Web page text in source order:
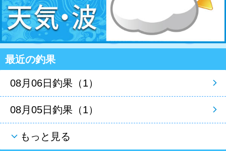
最近の釣果
08月06日釣果（1）
08月05日釣果（1）
もっと見る